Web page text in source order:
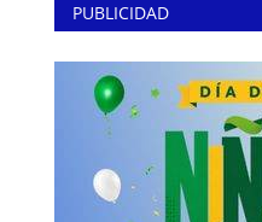
PUBLICIDAD